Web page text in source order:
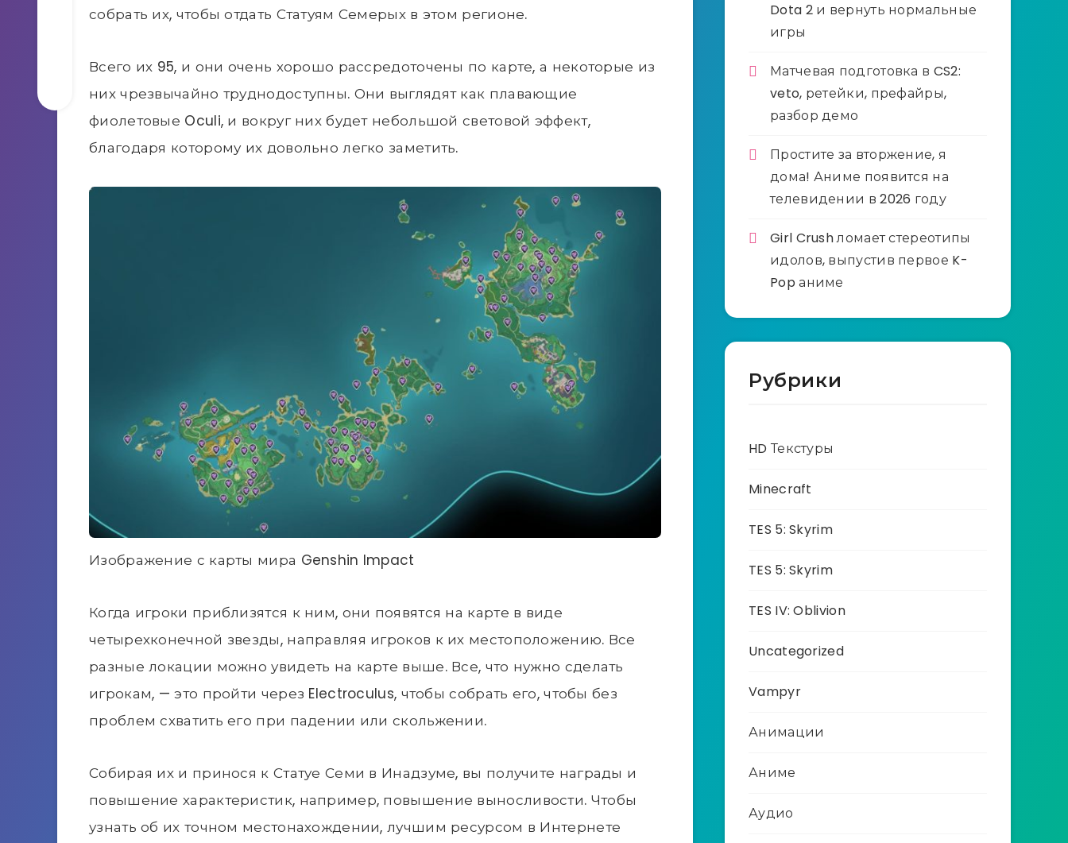
собрать их, чтобы отдать Статуям Семерых в этом регионе.
Всего их 95, и они очень хорошо рассредоточены по карте, а некоторые из
них чрезвычайно труднодоступны. Они выглядят как плавающие
фиолетовые Oculi, и вокруг них будет небольшой световой эффект,
благодаря которому их довольно легко заметить.
Изображение с карты мира Genshin Impact
Когда игроки приблизятся к ним, они появятся на карте в виде
четырехконечной звезды, направляя игроков к их местоположению. Все
разные локации можно увидеть на карте выше. Все, что нужно сделать
игрокам, — это пройти через Electroculus, чтобы собрать его, чтобы без
проблем схватить его при падении или скольжении.
Собирая их и принося к Статуе Семи в Инадзуме, вы получите награды и
повышение характеристик, например, повышение выносливости. Чтобы
узнать об их точном местонахождении, лучшим ресурсом в Интернете
Dota 2 и вернуть нормальные
игры
Матчевая подготовка в CS2:
veto, ретейки, префайры,
разбор демо
Простите за вторжение, я
дома! Аниме появится на
телевидении в 2026 году
Girl Crush ломает стереотипы
идолов, выпустив первое K-
Pop аниме
Рубрики
HD Текстуры
Minecraft
TES 5: Skyrim
TES 5: Skyrim
TES IV: Oblivion
Uncategorized
Vampyr
Анимации
Аниме
Аудио